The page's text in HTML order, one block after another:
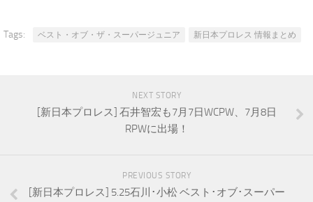
Tags: ベスト・オブ・ザ・スーパージュニア 新日本プロレス 情報まとめ
NEXT STORY
[新日本プロレス] 石井智宏も7月7日WCPW、7月8日
RPWに出場！
PREVIOUS STORY
[新日本プロレス] 5.25石川･小松 ベスト･オブ･スーパー